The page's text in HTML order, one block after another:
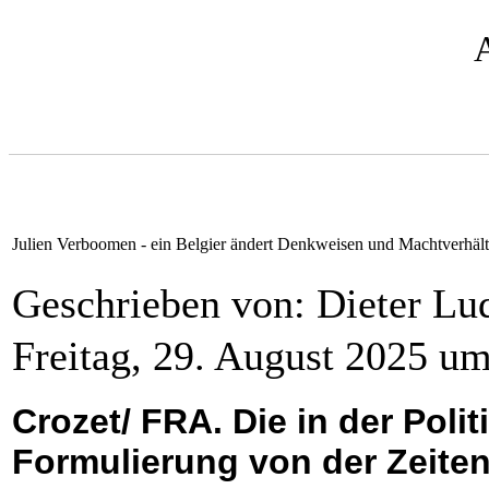
Julien Verboomen - ein Belgier ändert Denkweisen und
Geschrieben von: Dieter
Freitag, 29. August 2025
Crozet/ FRA. Die in der
Formulierung von der